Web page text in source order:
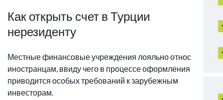
Как открыть счет в Турции
нерезиденту
Местные финансовые учреждения лояльно относятся к
иностранцам, ввиду чего в процессе оформления не
приводится особых требований к зарубежным
инвесторам.